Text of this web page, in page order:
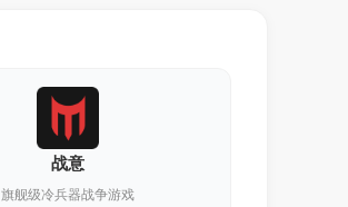
战意
旗舰级冷兵器战争游戏